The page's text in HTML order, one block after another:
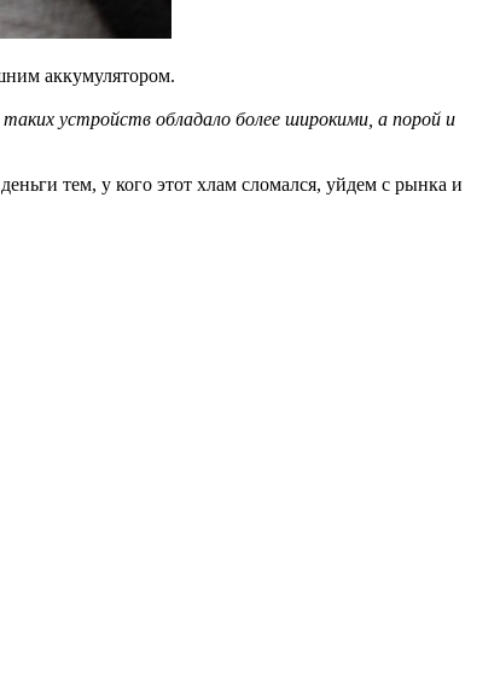
аккумулятором.
устройств обладало более широкими, а порой и
тем, у кого этот хлам сломался, уйдем с рынка и